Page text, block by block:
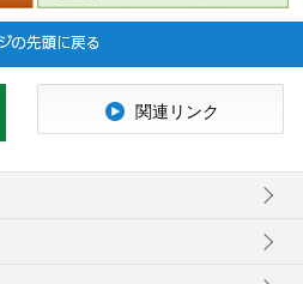
関連リンク